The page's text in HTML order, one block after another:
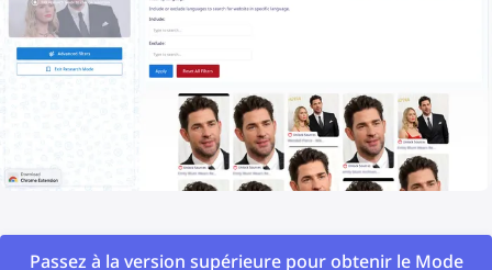
Passez à la version supérieure pour obtenir le Mode